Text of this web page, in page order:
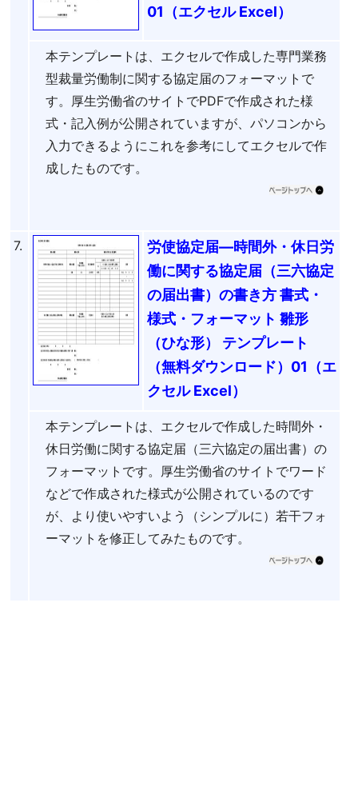
01（エクセル Excel）
本テンプレートは、エクセルで作成した専門業務
型裁量労働制に関する協定届のフォーマットで
す。厚生労働省のサイトでPDFで作成された様
式・記入例が公開されていますが、パソコンから
入力できるようにこれを参考にしてエクセルで作
成したものです。
7.
労使協定届―時間外・休日労
働に関する協定届（三六協定
の届出書）の書き方 書式・
様式・フォーマット 雛形
（ひな形） テンプレート
（無料ダウンロード）01（エ
クセル Excel）
本テンプレートは、エクセルで作成した時間外・
休日労働に関する協定届（三六協定の届出書）の
フォーマットです。厚生労働省のサイトでワード
などで作成された様式が公開されているのです
が、より使いやすいよう（シンプルに）若干フォ
ーマットを修正してみたものです。